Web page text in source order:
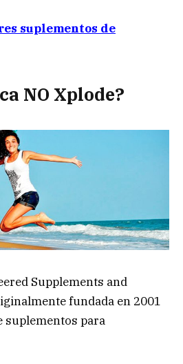
suplementos de
NO Xplode?
Supplements and
fundada en 2001
suplementos para